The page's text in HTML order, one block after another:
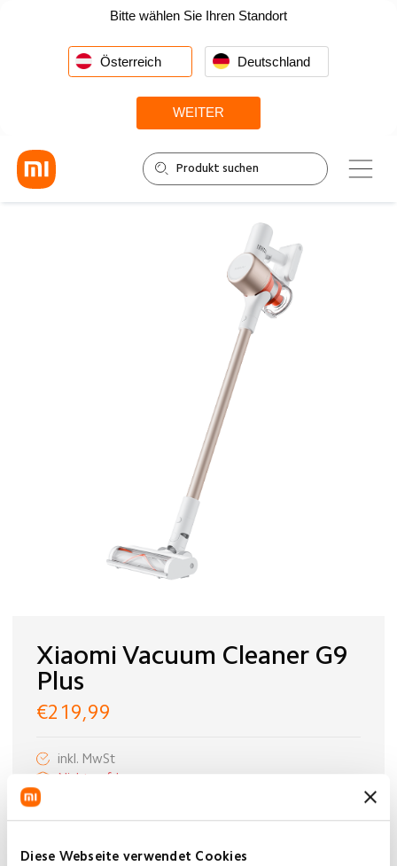
Diese Webseite verwendet Cookies
Bitte wählen Sie Ihren Standort
Österreich Deutschland
WEITER
Xiaomi Vacuum Cleaner G9
Plus
€219,99
inkl. MwSt